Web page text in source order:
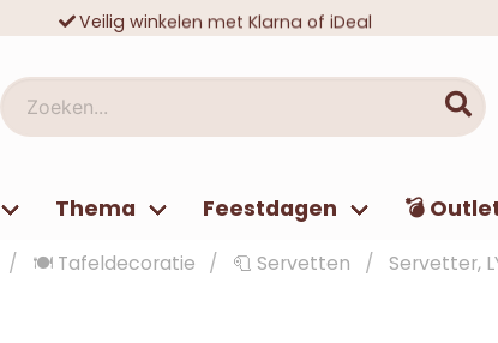
Veilig winkelen met Klarna of iDeal
Zoeken...
Thema Feestdagen 💣
🍽️ Tafeldecoratie 🧻 Servetten Servetter,